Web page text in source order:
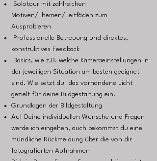
Solotour mit zahlreichen
Motiven/Themen/Leitfäden zum
Ausprobieren
Professionelle Betreuung und direktes,
konstruktives Feedback
Basics, wie z.B. welche Kameraeinstellungen in
der jeweiligen Situation am besten geeignet
sind. Wie setzt du das vorhandene Licht
gezielt für deine Bildgestaltung ein.
Grundlagen der Bildgestaltung
Auf Deine individuellen Wünsche und Fragen
werde ich eingehen, auch bekommst du eine
mündliche Rückmeldung über die von dir
fotografierten Aufnahmen